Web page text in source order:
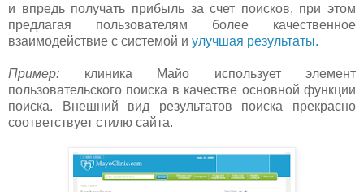
и впредь получать прибыль за счет поисков, при этом
предлагая пользователям более качественное
взаимодействие с системой и улучшая результаты.
Пример: клиника Майо использует элемент
пользовательского поиска в качестве основной функции
поиска. Внешний вид результатов поиска прекрасно
соответствует стилю сайта.